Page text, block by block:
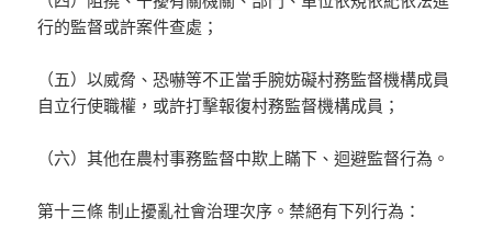
行的監督或許案件查處；
（五）以威脅、恐嚇等不正當手腕妨礙村務監督機構成員
自立行使職權，或許打擊報復村務監督機構成員；
（六）其他在農村事務監督中欺上瞞下、迴避監督行為。
第十三條 制止擾亂社會治理次序。禁絕有下列行為：